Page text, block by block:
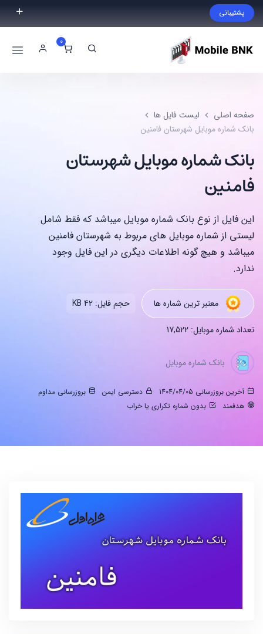
پشتیبانی
فایل مورد نظر خود را پیدا نکردید؟ با ما تماس بگیرید.
09999868721
0
صفحه اصلی
لیست فایل ها
بانک شماره موبایل شهرستان فامنین
بانک شماره موبایل شهرستان
فامنین
این فایل از نوع بانک شماره موبایل میباشد که فقط شامل
لیستی از شماره موبایل های مربوط به شهرستان فامنین
میباشد و هیچ گونه اطلاعات دیگری در این فایل وجود
ندارد.
معتبر ترین شماره ها حجم فایل: 42 KB
تعداد شماره موبایل: 17,522
بانک شماره موبایل
آخرین بروزرسانی 1404/04/05 دسترسی ایمن
بروزرسانی مداوم
هدفمند
بدون شماره تکراری یا خراب